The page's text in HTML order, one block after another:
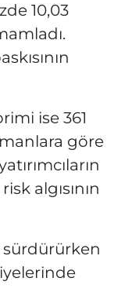
10,03
ise 361
göre
algısının
sürdürürken